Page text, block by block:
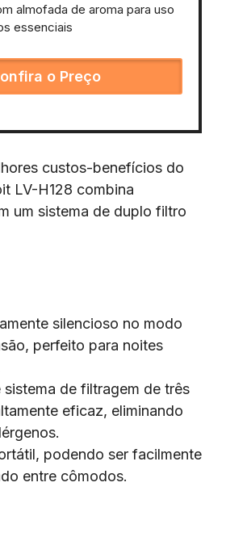
almofada de aroma para uso
essenciais
o Preço
custos-benefícios do
LV-H128 combina
um sistema de duplo filtro
silencioso no modo
perfeito para noites
sistema de filtragem de três
eficaz, eliminando
podendo ser facilmente
entre cômodos.